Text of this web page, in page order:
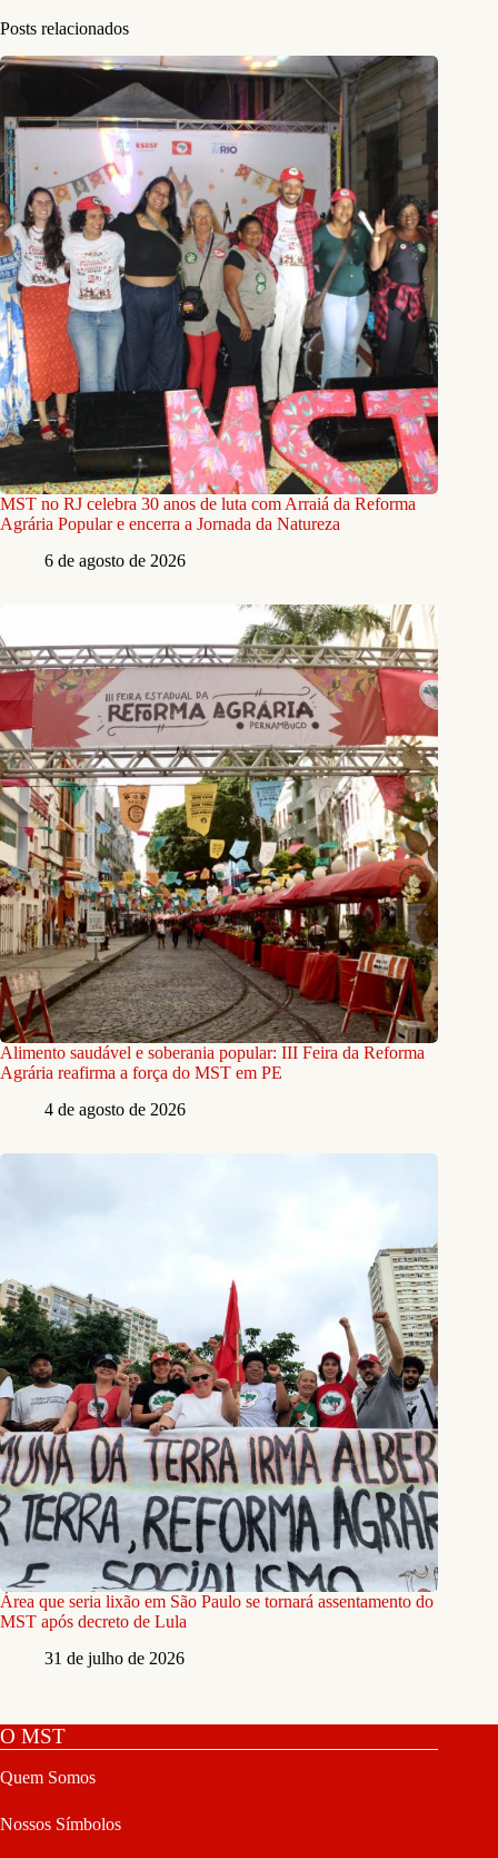
Posts relacionados
MST no RJ celebra 30 anos de luta com Arraiá da Reforma
Agrária Popular e encerra a Jornada da Natureza
6 de agosto de 2026
Alimento saudável e soberania popular: III Feira da Reforma
Agrária reafirma a força do MST em PE
4 de agosto de 2026
Área que seria lixão em São Paulo se tornará assentamento do
MST após decreto de Lula
31 de julho de 2026
O MST
Quem Somos
Nossos Símbolos